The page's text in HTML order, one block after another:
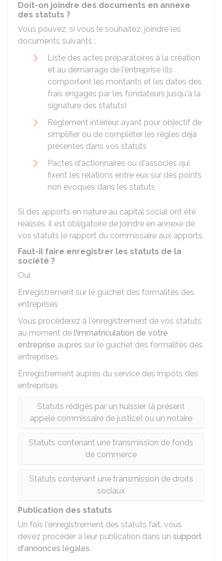
Doit-on joindre des documents en annexe
des statuts ?
Vous pouvez, si vous le souhaitez, joindre les
documents suivants :
Liste des actes préparatoires à la création
et au démarrage de l'entreprise (ils
comportent les montants et les dates des
frais engagés par les fondateurs jusqu'à la
signature des statuts)
Règlement intérieur ayant pour objectif de
simplifier ou de compléter les règles déjà
présentes dans vos statuts
Pactes d'actionnaires ou d'associés qui
fixent les relations entre eux sur des points
non évoqués dans les statuts
Si des apports en nature au capital social ont été
réalisés, il est obligatoire de joindre en annexe de
vos statuts le rapport du commissaire aux apports.
Faut-il faire enregistrer les statuts de la
société ?
Oui.
Enregistrement sur le guichet des formalités des
entreprises
Vous procéderez à l'enregistrement de vos statuts
au moment de l'immatriculation de votre
entreprise auprès sur le guichet des formalités des
entreprises.
Enregistrement auprès du service des impôts des
entreprises
Statuts rédigés par un huissier (à présent
appelé commissaire de justice) ou un notaire
Statuts contenant une transmission de fonds
de commerce
Statuts contenant une transmission de droits
sociaux
Publication des statuts
Un fois l'enregistrement des statuts fait, vous
devez procéder à leur publication dans un support
d'annonces légales.